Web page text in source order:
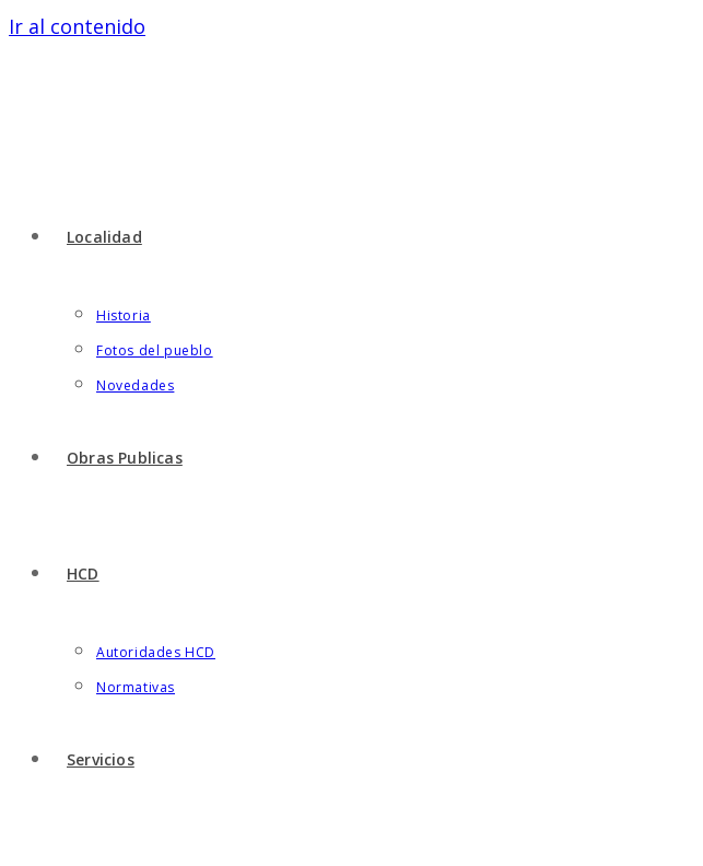
Ir al contenido
Localidad
Historia
Fotos del pueblo
Novedades
Obras Publicas
HCD
Autoridades HCD
Normativas
Servicios